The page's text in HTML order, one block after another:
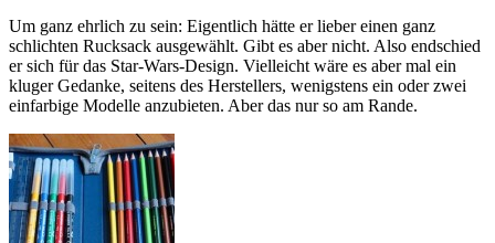
Um ganz ehrlich zu sein: Eigentlich hätte er lieber einen ganz
schlichten Rucksack ausgewählt. Gibt es aber nicht. Also endschied
er sich für das Star-Wars-Design. Vielleicht wäre es aber mal ein
kluger Gedanke, seitens des Herstellers, wenigstens ein oder zwei
einfarbige Modelle anzubieten. Aber das nur so am Rande.